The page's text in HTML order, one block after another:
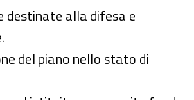
destinate alla difesa e
del piano nello stato di